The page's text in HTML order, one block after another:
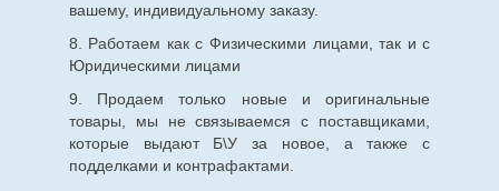
вашему, индивидуальному заказу.
8. Работаем как с Физическими лицами, так и с
Юридическими лицами
9. Продаем только новые и оригинальные
товары, мы не связываемся с поставщиками,
которые выдают Б\У за новое, а также с
подделками и контрафактами.